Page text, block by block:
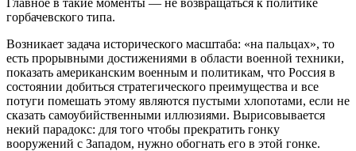
горбачевского типа.
Возникает задача исторического масштаба: «на пальцах», то
есть прорывными достижениями в области военной техники,
показать американским военным и политикам, что Россия в
состоянии добиться стратегического преимущества и все
потуги помешать этому являются пустыми хлопотами, если не
сказать самоубийственными иллюзиями. Вырисовывается
некий парадокс: для того чтобы прекратить гонку
вооружений с Западом, нужно обогнать его в этой гонке.